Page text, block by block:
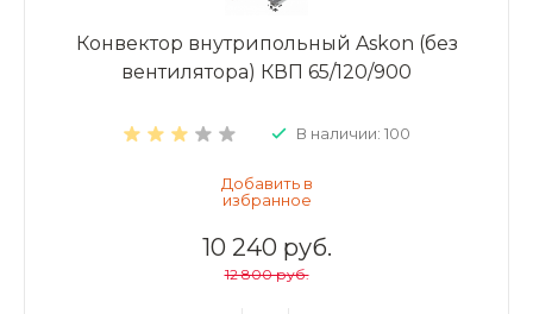
Конвектор внутрипольный Askon (без
вентилятора) КВП 65/120/900
В наличии: 100
10 240 руб.
12 800 руб.